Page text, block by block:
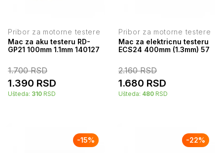
Pribor za motorne testere
Mac za aku testeru RD-
GP21 100mm 1.1mm 140127
1.700RSD
1.390 RSD
Ušteda: 310 RSD
Pribor za motorne testere
Mac za elektricnu testeru
ECS24 400mm (1.3mm) 57
2.160RSD
1.680 RSD
Ušteda: 480 RSD
-15% -22%